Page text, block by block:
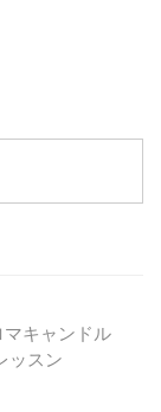
であれば、必ずし
いうわけではあり
、キャンドル ...
キャンドル
ッスン